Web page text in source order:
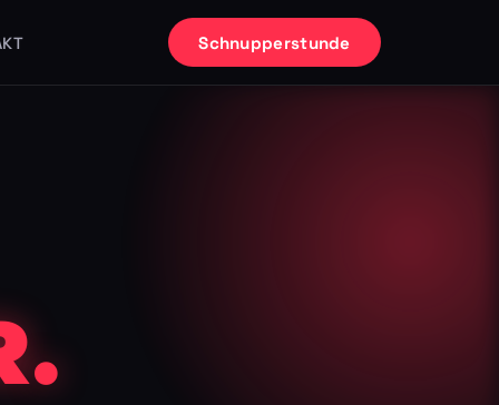
Schnupperstunde